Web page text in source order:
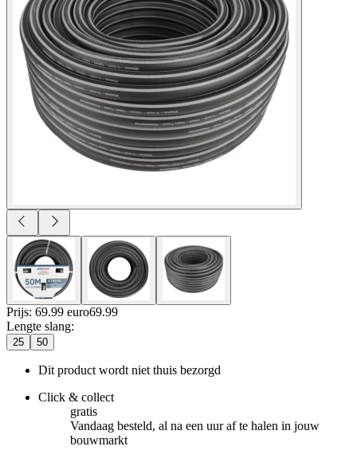
Prijs: 69.99 euro69.99
Lengte slang:
25 50
Dit product wordt niet thuis bezorgd
Click & collect
gratis
Vandaag besteld, al na een uur af te halen in jouw
bouwmarkt